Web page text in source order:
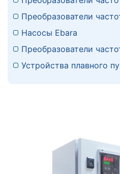
Преобразователи
Насосы Ebara
Преобразователи
Устройства плавного